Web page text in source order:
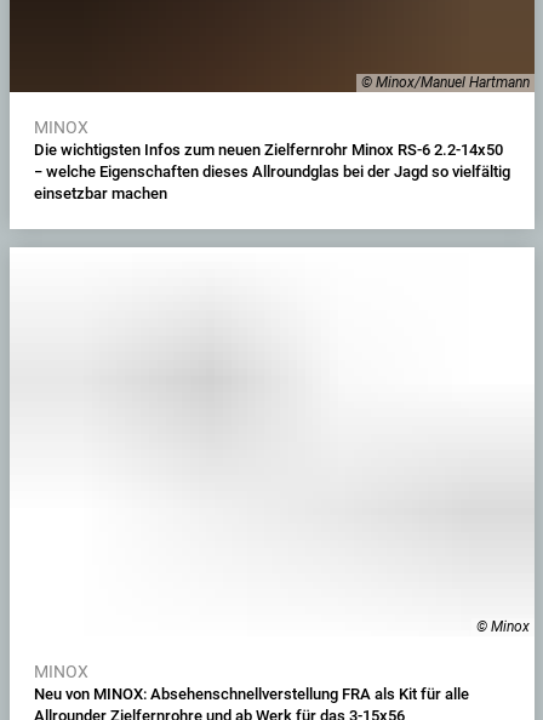
© Minox/Manuel Hartmann
MINOX
Die wichtigsten Infos zum neuen Zielfernrohr Minox RS-6 2.2-14x50
− welche Eigenschaften dieses Allroundglas bei der Jagd so vielfältig
einsetzbar machen
© Minox
MINOX
Neu von MINOX: Absehenschnellverstellung FRA als Kit für alle
Allrounder Zielfernrohre und ab Werk für das 3-15x56